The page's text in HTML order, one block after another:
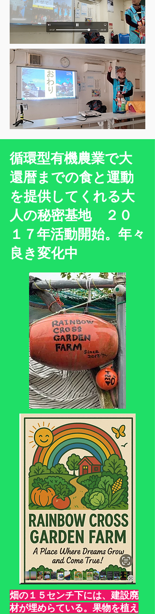
循環型有機農業で大
還暦までの食と運動
を提供してくれる大
人の秘密基地 ２０
１７年活動開始。年々
良き変化中
​畑の１５センチ下には、建設廃
材が埋めらている。果物を植え